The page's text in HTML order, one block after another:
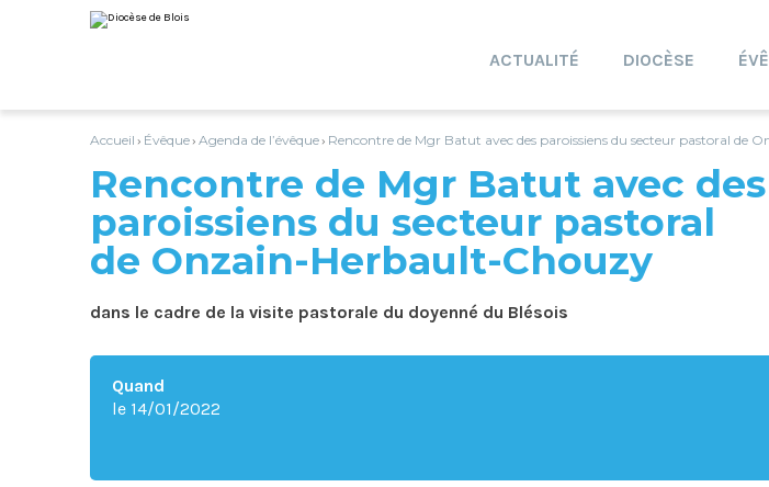
au
contenu.
personnels
ACTUALITÉ DIOCÈSE
Accueil › Évêque› Agenda de l’évêque› Rencontre de Mgr Batut avec des paroissiens du secteur pastoral de
Rencontre de Mgr Batut avec des
paroissiens du secteur pastoral
de Onzain-Herbault-Chouzy
dans le cadre de la visite pastorale du doyenné du Blésois
Quand
le 14/01/2022